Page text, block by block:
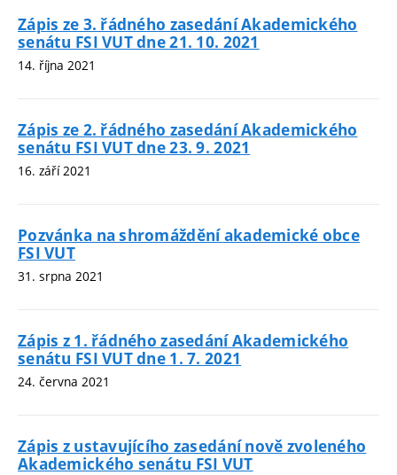
Zápis ze 3. řádného zasedání Akademického
senátu FSI VUT dne 21. 10. 2021
14. října 2021
Zápis ze 2. řádného zasedání Akademického
senátu FSI VUT dne 23. 9. 2021
16. září 2021
Pozvánka na shromáždění akademické obce
FSI VUT
31. srpna 2021
Zápis z 1. řádného zasedání Akademického
senátu FSI VUT dne 1. 7. 2021
24. června 2021
Zápis z ustavujícího zasedání nově zvoleného
Akademického senátu FSI VUT